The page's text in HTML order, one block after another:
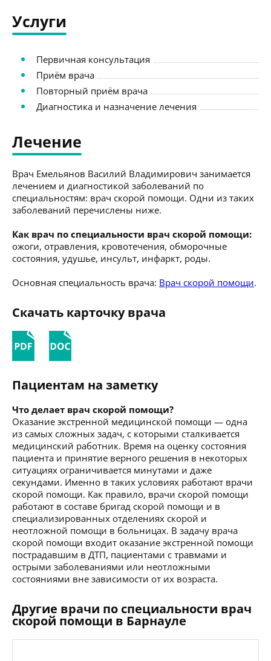
Услуги
Первичная консультация
Приём врача
Повторный приём врача
Диагностика и назначение лечения
Лечение
Врач Емельянов Василий Владимирович занимается
лечением и диагностикой заболеваний по
специальностям: врач скорой помощи. Одни из таких
заболеваний перечислены ниже.
Как врач по специальности врач скорой помощи:
ожоги, отравления, кровотечения, обморочные
состояния, удушье, инсульт, инфаркт, роды.
Основная специальность врача: Врач скорой помощи.
Скачать карточку врача
Пациентам на заметку
Что делает врач скорой помощи?
Оказание экстренной медицинской помощи — одна
из самых сложных задач, с которыми сталкивается
медицинский работник. Время на оценку состояния
пациента и принятие верного решения в некоторых
ситуациях ограничивается минутами и даже
секундами. Именно в таких условиях работают врачи
скорой помощи. Как правило, врачи скорой помощи
работают в составе бригад скорой помощи и в
специализированных отделениях скорой и
неотложной помощи в больницах. В задачу врача
скорой помощи входит оказание экстренной помощи
пострадавшим в ДТП, пациентами с травмами и
острыми заболеваниями или неотложными
состояниями вне зависимости от их возраста.
Другие врачи по специальности врач
скорой помощи в Барнауле